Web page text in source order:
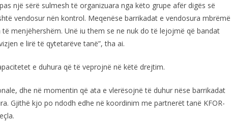
një sërë sulmesh të organizuara nga këto grupe afër digës së
vendosur nën kontrol. Meqenëse barrikadat e vendosura mbrëmë
menjëhershëm. Unë iu them se ne nuk do të lejojmë që bandat
e lirë të qytetarëve tanë”, tha ai.
e duhura që të veprojnë në këtë drejtim.
dhe në momentin që ata e vlerësojnë të duhur nëse barrikadat
Gjithë kjo po ndodh edhe në koordinim me partnerët tanë KFOR-